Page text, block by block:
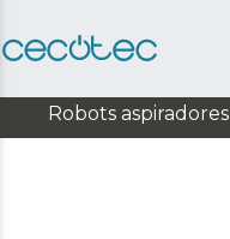
Robots aspiradores